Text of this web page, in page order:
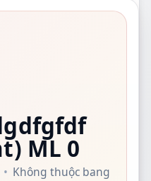
ML 0
Không thuộc bang